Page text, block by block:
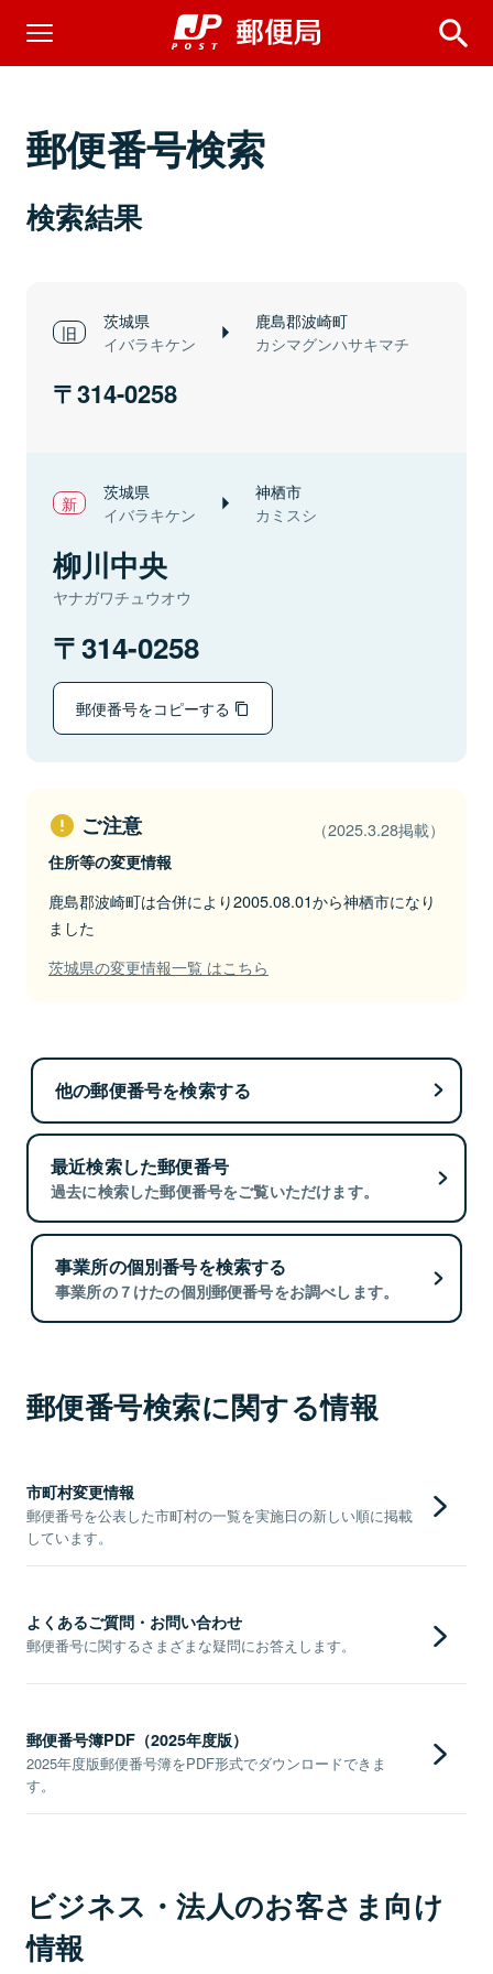
郵便番号検索
検索結果
茨城県
イバラキケン
鹿島郡波崎町
カシマグンハサキマチ
314-0258
茨城県
イバラキケン
神栖市
カミスシ
柳川中央
ヤナガワチュウオウ
314-0258
郵便番号をコピーする
ご注意 （2025.3.28掲載）
住所等の変更情報
鹿島郡波崎町は合併により2005.08.01から神栖市になり
ました
茨城県の変更情報一覧 はこちら
他の郵便番号を検索する
最近検索した郵便番号
過去に検索した郵便番号をご覧いただけます。
事業所の個別番号を検索する
事業所の７けたの個別郵便番号をお調べします。
郵便番号検索に関する情報
市町村変更情報
郵便番号を公表した市町村の一覧を実施日の新しい順に掲載
しています。
よくあるご質問・お問い合わせ
郵便番号に関するさまざまな疑問にお答えします。
郵便番号簿PDF（2025年度版）
2025年度版郵便番号簿をPDF形式でダウンロードできま
す。
ビジネス・法人のお客さま向け
情報